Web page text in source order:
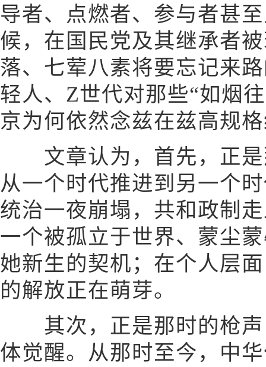
导者、点燃者、参与者甚
候，在国民党及其继承者
落、七荤八素将要忘记来
轻人、Z世代对那些“如烟
京为何依然念兹在兹高规
文章认为，首先，正是
从一个时代推进到另一个
统治一夜崩塌，共和政制
一个被孤立于世界、蒙尘
她新生的契机；在个人层
的解放正在萌芽。
其次，正是那时的枪声
体觉醒。从那时至今，中